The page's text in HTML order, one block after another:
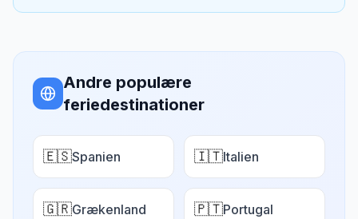
Andre populære
feriedestinationer
🇪🇸Spanien 🇮🇹Italien
🇬🇷Grækenland 🇵🇹Portugal